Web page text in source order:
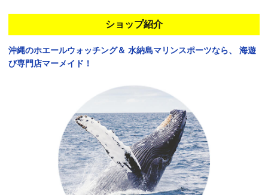
ショップ紹介
沖縄のホエールウォッチング＆ 水納島マリンスポーツなら、
海遊
び専門店マーメイド！